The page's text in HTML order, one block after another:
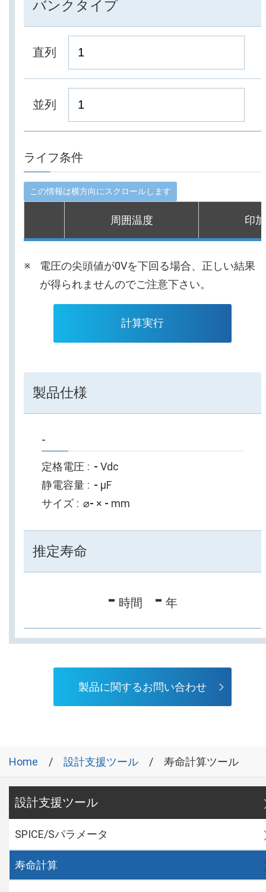
バンクタイプ
直列
並列
ライフ条件
周囲温度 印
電圧の尖頭値が0Vを下回る場合、正しい結果
が得られませんのでご注意下さい。
計算実行
製品仕様
-
定格電圧 - Vdc
静電容量
- µF
サイズ
⌀- × - mm
推定寿命
- 時間 - 年
製品に関するお問い合わせ
Home 設計支援ツール 寿命計算ツール
設計支援ツール
SPICE/Sパラメータ
寿命計算